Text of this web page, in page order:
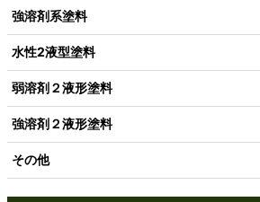
強溶剤系塗料
水性2液型塗料
弱溶剤２液形塗料
強溶剤２液形塗料
その他